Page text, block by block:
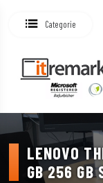
Categorie
LENOVO
GB 256 GB